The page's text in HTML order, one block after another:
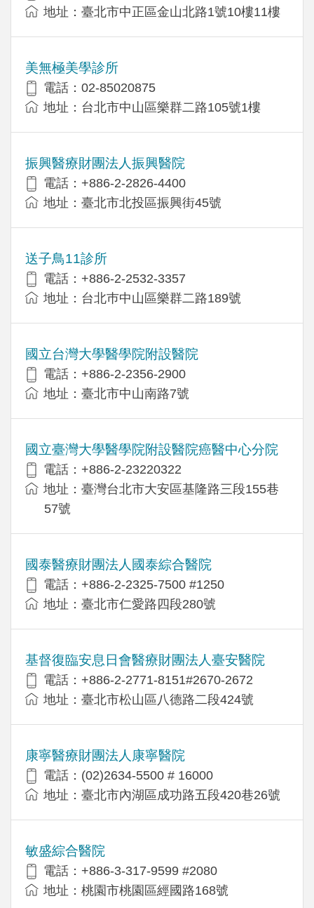
地址：臺北市中正區金山北路1號10樓11樓
美無極美學診所
電話：02-85020875
地址：台北市中山區樂群二路105號1樓
振興醫療財團法人振興醫院
電話：+886-2-2826-4400
地址：臺北市北投區振興街45號
送子鳥11診所
電話：+886-2-2532-3357
地址：台北巿中山區樂群二路189號
國立台灣大學醫學院附設醫院
電話：+886-2-2356-2900
地址：臺北市中山南路7號
國立臺灣大學醫學院附設醫院癌醫中心分院
電話：+886-2-23220322
地址：臺灣台北市大安區基隆路三段155巷
57號
國泰醫療財團法人國泰綜合醫院
電話：+886-2-2325-7500 #1250
地址：臺北市仁愛路四段280號
基督復臨安息日會醫療財團法人臺安醫院
電話：+886-2-2771-8151#2670-2672
地址：臺北市松山區八德路二段424號
康寧醫療財團法人康寧醫院
電話：(02)2634-5500 # 16000
地址：臺北市內湖區成功路五段420巷26號
敏盛綜合醫院
電話：+886-3-317-9599 #2080
地址：桃園市桃園區經國路168號